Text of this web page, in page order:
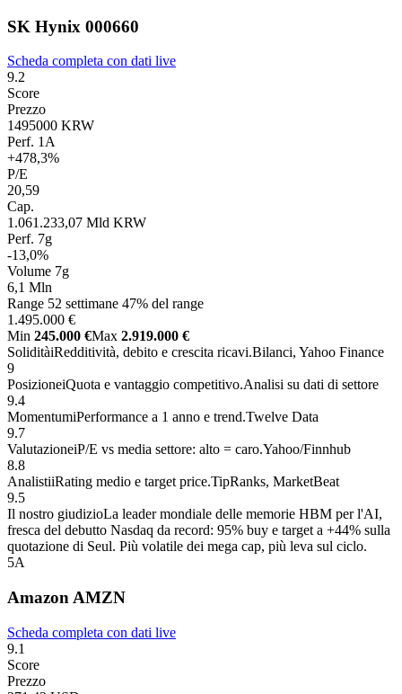
SK Hynix 000660
Scheda completa con dati live
9.2
Score
Prezzo
1495000 KRW
Perf. 1A
+478,3%
P/E
20,59
Cap.
1.061.233,07 Mld KRW
Perf. 7g
-13,0%
Volume 7g
6,1 Mln
Range 52 settimane 47% del range
1.495.000 €
Min 245.000 €Max 2.919.000 €
SoliditàiRedditività, debito e crescita ricavi.Bilanci, Yahoo Finance
9
PosizioneiQuota e vantaggio competitivo.Analisi su dati di settore
9.4
MomentumiPerformance a 1 anno e trend.Twelve Data
9.7
ValutazioneiP/E vs media settore: alto = caro.Yahoo/Finnhub
8.8
AnalistiiRating medio e target price.TipRanks, MarketBeat
9.5
Il nostro giudizioLa leader mondiale delle memorie HBM per l'AI,
fresca del debutto Nasdaq da record: 95% buy e target a +44% sulla
quotazione di Seul. Più volatile dei mega cap, più leva sul ciclo.
5A
Amazon AMZN
Scheda completa con dati live
9.1
Score
Prezzo